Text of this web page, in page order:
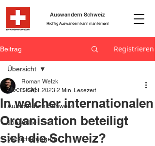
Richtig Auswandern kann man lernen!
Auswandern Schweiz
Beitrag Registrieren
Übersicht
Auswandern Schweiz
Jobsuche
Versicherungen
Übersicht
In welcher internationalen
Organisation beteiligt
sich die Schweiz?
Roman Welzk
3. Sept. 2023 2 Min. Lesezeit